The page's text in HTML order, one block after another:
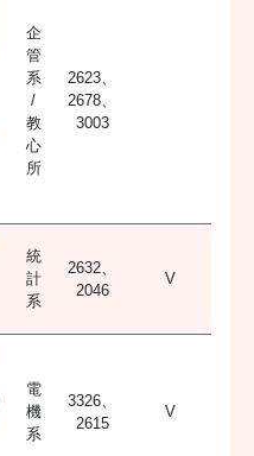
企
管
系
/
教
心
所
2623、
2678、
3003
統
計
系
2632、
2046
V
電
機
系
3326、
2615
V